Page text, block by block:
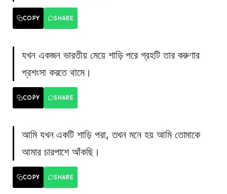
COPY SHARE
যখন একজন ভারতীয় মেয়ে শাড়ি পরে গ্রহটি তার করুণার
প্রশংসা করতে থামে।
COPY SHARE
আমি যখন একটি শাড়ি পরা, তখন মনে হয় আমি তোমাকে
আমার চারপাশে আঁকছি।
COPY SHARE